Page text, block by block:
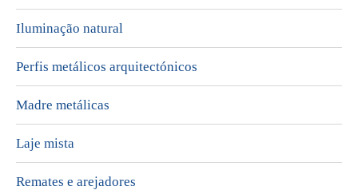
Iluminação natural
Perfis metálicos arquitectónicos
Madre metálicas
Laje mista
Remates e arejadores